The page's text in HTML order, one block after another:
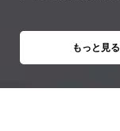
もっと見る